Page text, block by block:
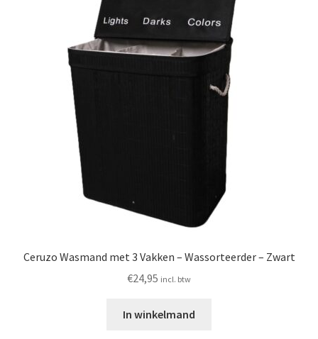
Ceruzo Wasmand met 3 Vakken – Wassorteerder – Zwart
€24,95 incl. btw
In winkelmand